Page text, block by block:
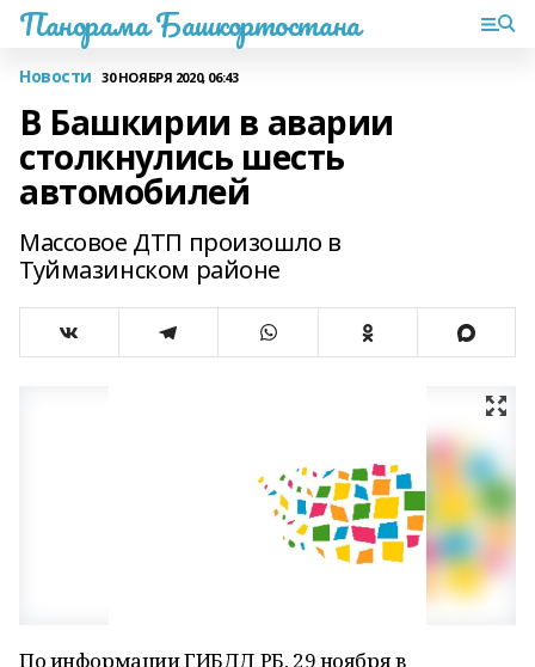
Панорама Башкортостана
Новости 30 НОЯБРЯ 2020, 06:43
В Башкирии в аварии
столкнулись шесть
автомобилей
Массовое ДТП произошло в
Туймазинском районе
По информации ГИБДД РБ, 29 ноября в